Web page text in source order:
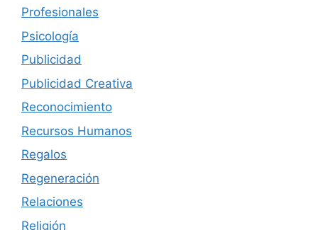
Profesionales
Psicología
Publicidad
Publicidad Creativa
Reconocimiento
Recursos Humanos
Regalos
Regeneración
Relaciones
Religión